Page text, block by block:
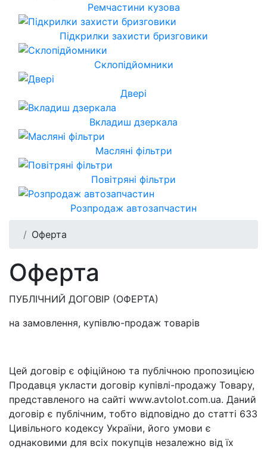
Ремчастини кузова
Підкрилки захисти бризговики
Склопідйомники
Двері
Вкладиш дзеркала
Масляні фільтри
Повітряні фільтри
Розпродаж автозапчастин
Оферта
Оферта
ПУБЛІЧНИЙ ДОГОВІР (ОФЕРТА)
на замовлення, купівлю-продаж товарів
Цей договір є офіційною та публічною пропозицією
Продавця укласти договір купівлі-продажу Товару,
представленого на сайті www.avtolot.com.ua. Даний
договір є публічним, тобто відповідно до статті 633
Цивільного кодексу України, його умови є
однаковими для всіх покупців незалежно від їх